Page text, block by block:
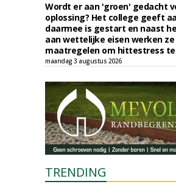
Wordt er aan 'groen' gedacht
oplossing? Het college geeft
daarmee is gestart en naast
aan wettelijke eisen werken
maatregelen om hittestress
maandag 3 augustus 2026
TRENDING